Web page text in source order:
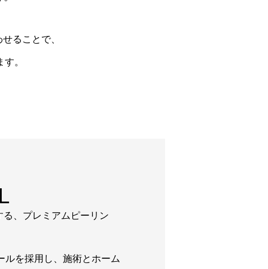
ることで、
。
、プレミアムピーリン
ルを採用し、施術とホーム